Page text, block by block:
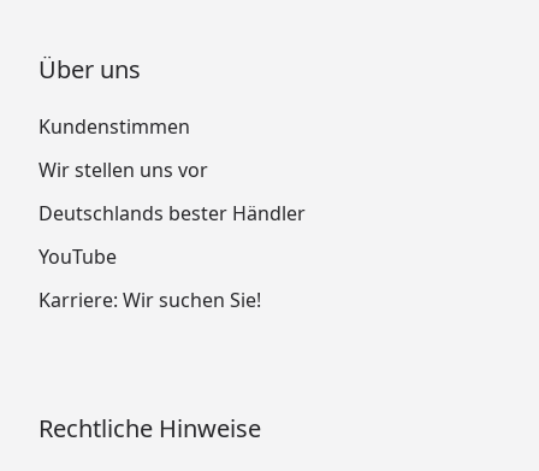
Über uns
Kundenstimmen
Wir stellen uns vor
Deutschlands bester Händler
YouTube
Karriere: Wir suchen Sie!
Rechtliche Hinweise